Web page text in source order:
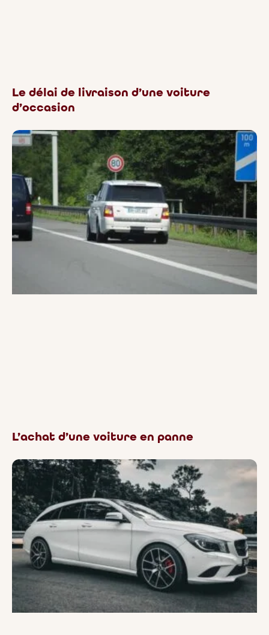
Le délai de livraison d’une voiture
d’occasion
L’achat d’une voiture en panne